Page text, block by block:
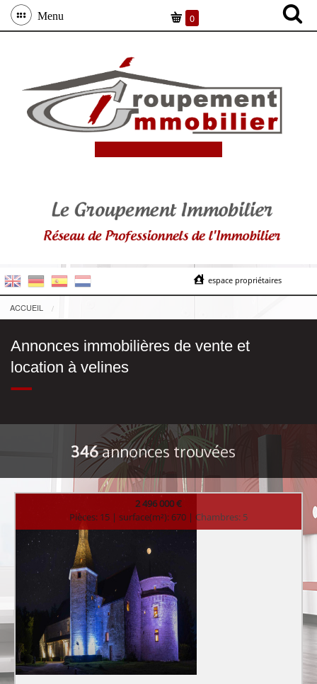
Menu 0
espace propriétaires
ACCUEIL
Annonces immobilières de vente et
location à velines
346annonces trouvées
2 496 000 €
Pièces: 15 | surface(m²): 670 | Chambres: 5